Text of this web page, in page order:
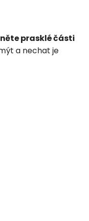
prasklé části
a nechat je